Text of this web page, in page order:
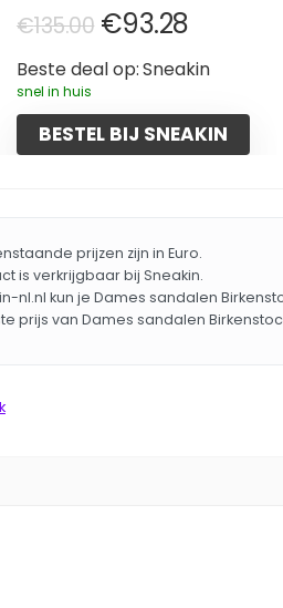
€135.00 €93.28Huidige
Beste deal op: Sneakin
snel in huis
BESTEL BIJ SNEAKIN
prijzen zijn in Euro.
is verkrijgbaar bij Sneakin.
nl.nl kun je Dames sandalen
prijs van Dames sandalen